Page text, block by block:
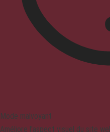
Mode malvoyant
Améliore l'aspect visuel du site